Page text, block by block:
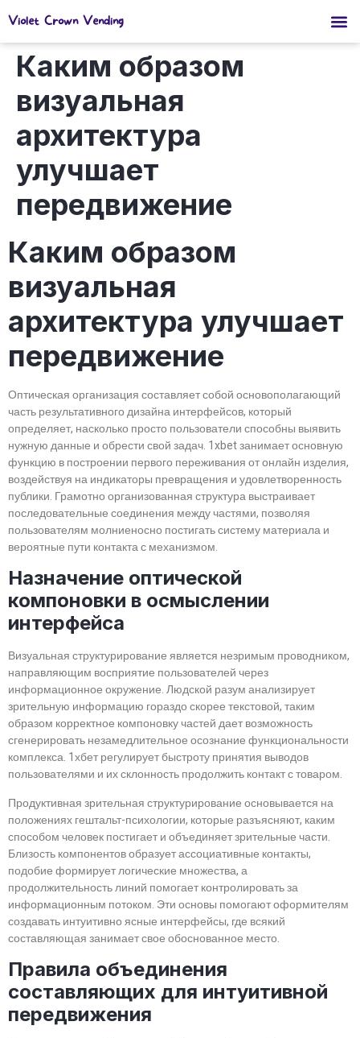
Violet Crown Vending
Каким образом
визуальная
архитектура
улучшает
передвижение
Каким образом
визуальная
архитектура улучшает
передвижение
Оптическая организация составляет собой основополагающий
часть результативного дизайна интерфейсов, который
определяет, насколько просто пользователи способны выявить
нужную данные и обрести свой задач. 1xbet занимает основную
функцию в построении первого переживания от онлайн изделия,
воздействуя на индикаторы превращения и удовлетворенность
публики. Грамотно организованная структура выстраивает
последовательные соединения между частями, позволяя
пользователям молниеносно постигать систему материала и
вероятные пути контакта с механизмом.
Назначение оптической
компоновки в осмыслении
интерфейса
Визуальная структурирование является незримым проводником,
направляющим восприятие пользователей через
информационное окружение. Людской разум анализирует
зрительную информацию гораздо скорее текстовой, таким
образом корректное компоновку частей дает возможность
сгенерировать незамедлительное осознание функциональности
комплекса. 1хбет регулирует быстроту принятия выводов
пользователями и их склонность продолжить контакт с товаром.
Продуктивная зрительная структурирование основывается на
положениях гештальт-психологии, которые разъясняют, каким
способом человек постигает и объединяет зрительные части.
Близость компонентов образует ассоциативные контакты,
подобие формирует логические множества, а
продолжительность линий помогает контролировать за
информационным потоком. Эти основы помогают оформителям
создавать интуитивно ясные интерфейсы, где всякий
составляющая занимает свое обоснованное место.
Правила объединения
составляющих для интуитивной
передвижения